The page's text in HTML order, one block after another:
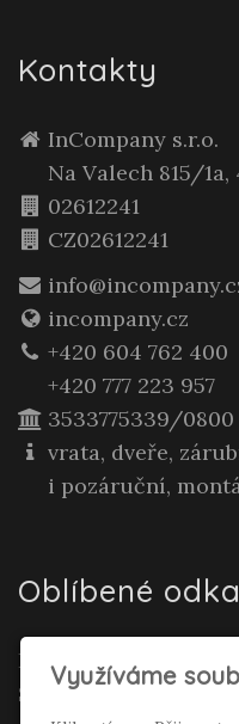
Kontakty
InCompany s.r.o.
Na Valech 815/
02612241
CZ02612241
incompany.cz
+420 604 762 400
+420 777 223 957
3533775339/0800
vrata, dveře,
i pozáruční,
Oblíbené
Realitní makléř
Seifertová
Využíváme